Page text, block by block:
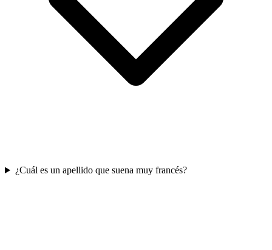
¿Cuál es un apellido que suena muy francés?